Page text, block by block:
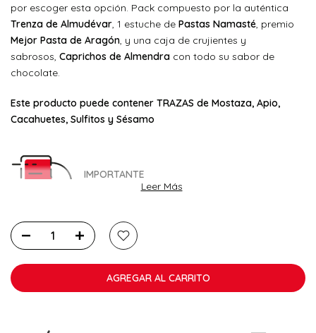
por escoger esta opción. Pack compuesto por la auténtica
Trenza de Almudévar, 1 estuche de Pastas Namasté, premio
Mejor Pasta de Aragón, y una caja de crujientes y
sabrosos, Caprichos de Almendra con todo su sabor de
chocolate.
Este producto puede contener TRAZAS de Mostaza, Apio,
Cacahuetes, Sulfitos y Sésamo
IMPORTANTE
Con el fin de garantizar la máxima calidad en su compra, y
debido a que el producto necesita conservarse en ambiente
fresco, esta especialidad se enviará con unservicio de
transporte refrigerado.Este servicio tiene un
de solo 3,00 € para la totalidad del pedido.
Leer Más
AGREGAR AL CARRITO